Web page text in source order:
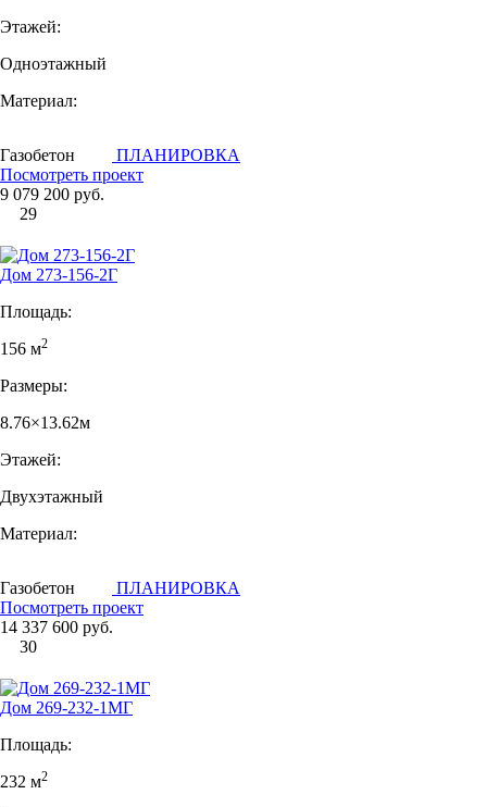
Этажей:
Одноэтажный
Материал:
Газобетон
ПЛАНИРОВКА
Посмотреть проект
9 079 200 руб.
29
Дом 273-156-2Г
Площадь:
156 м2
Размеры:
8.76×13.62м
Этажей:
Двухэтажный
Материал:
Газобетон
ПЛАНИРОВКА
Посмотреть проект
14 337 600 руб.
30
Дом 269-232-1МГ
Площадь:
232 м2